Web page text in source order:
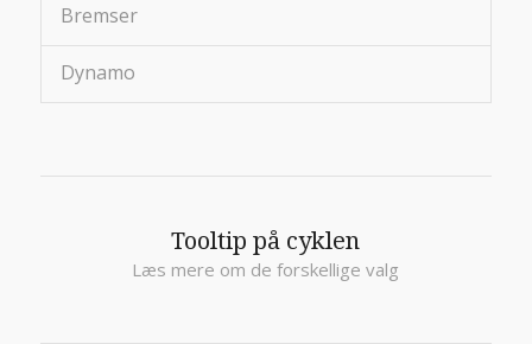
Bremser
Dynamo
Tooltip på cyklen
Læs mere om de forskellige valg